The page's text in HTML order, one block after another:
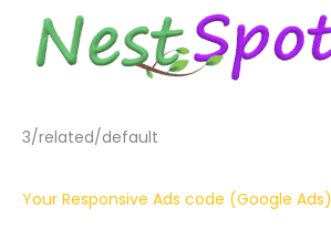
3/related/default
Your Responsive Ads code (Google Ads)